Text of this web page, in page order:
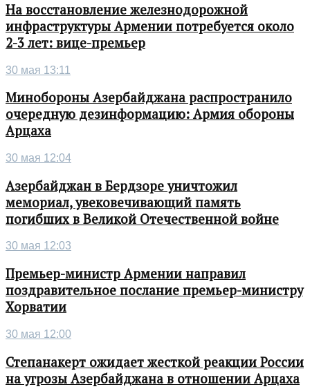
На восстановление железнодорожной
инфраструктуры Армении потребуется около
2-3 лет: вице-премьер
30 мая 13:11
Минобороны Азербайджана распространило
очередную дезинформацию: Армия обороны
Арцаха
30 мая 12:04
Азербайджан в Бердзоре уничтожил
мемориал, увековечивающий память
погибших в Великой Отечественной войне
30 мая 12:03
Премьер-министр Армении направил
поздравительное послание премьер-министру
Хорватии
30 мая 12:00
Степанакерт ожидает жесткой реакции России
на угрозы Азербайджана в отношении Арцаха